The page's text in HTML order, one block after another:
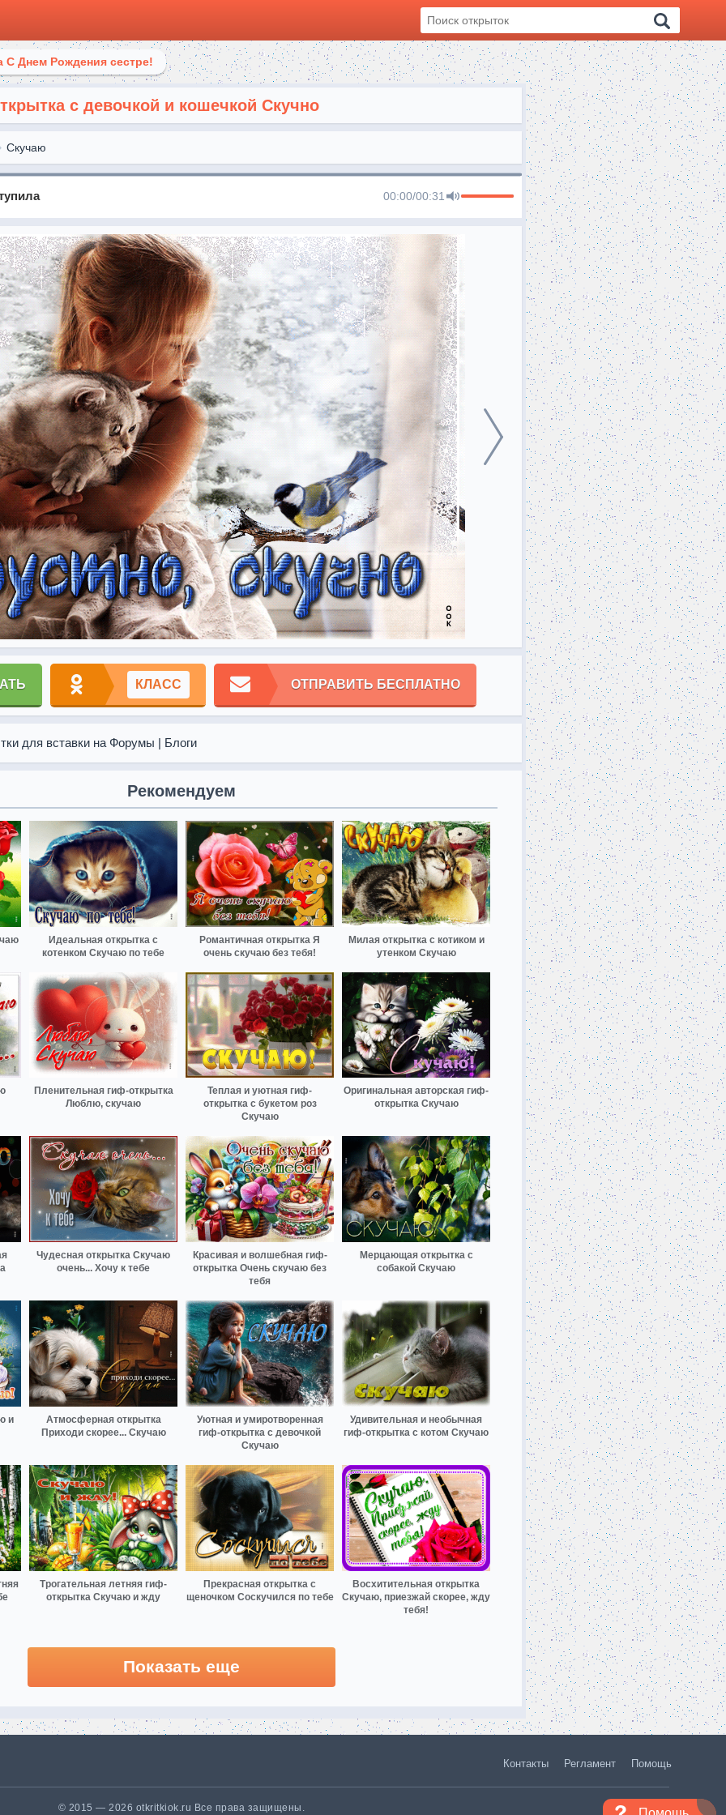
С Днем Рождения сестре!
с девочкой и кошечкой Скучно
Скучаю
00:00/00:31
КЛАСС ОТПРАВИТЬ БЕСПЛАТНО
для вставки на Форумы | Блоги
Рекомендуем
Идеальная открытка с
котенком Скучаю по тебе
Романтичная открытка Я
очень скучаю без тебя!
Милая открытка с котиком и
утенком Скучаю
Пленительная гиф-открытка
Люблю, скучаю
Теплая и уютная гиф-
открытка с букетом роз
Скучаю
Оригинальная авторская гиф-
открытка Скучаю
Чудесная открытка Скучаю
очень... Хочу к тебе
Красивая и волшебная гиф-
открытка Очень скучаю без
тебя
Мерцающая открытка с
собакой Скучаю
и
Атмосферная открытка
Приходи скорее... Скучаю
Уютная и умиротворенная
гиф-открытка с девочкой
Скучаю
Удивительная и необычная
гиф-открытка с котом Скучаю
Трогательная летняя гиф-
открытка Скучаю и жду
Прекрасная открытка с
щеночком Соскучился по тебе
Восхитительная открытка
Скучаю, приезжай скорее, жду
тебя!
Показать еще
Контакты Регламент Помощь
© 2015 — 2026 otkritkiok.ru Все права защищены.